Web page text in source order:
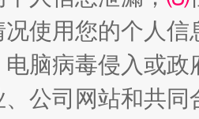
使用您的个人
脑病毒侵入或
公司网站和共